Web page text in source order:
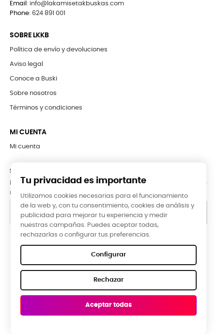
Email : info@lakamisetakbuskas.com
Phone: 624 891 001
SOBRE LKKB
Política de envío y devoluciones
Aviso legal
Conoce a Buski
Sobre nosotros
Términos y condiciones
MI CUENTA
Mi cuenta
SUBCRÍBETE A LA NEWSLETTER
Puede darse de baja en cualquier momento. Para ello, consulte
nuestra información de contacto en el aviso legal.
Google Reviews
★★★★★
ROBERTO EG, hace 3 meses
Tu privacidad es importante
Utilizamos cookies necesarias para el funcionamiento
de la web y, con tu consentimiento, cookies de análisis y
publicidad para mejorar tu experiencia y medir
nuestras campañas. Puedes aceptar todas,
rechazarlas o configurar tus preferencias.
Configurar
Rechazar
Aceptar todas